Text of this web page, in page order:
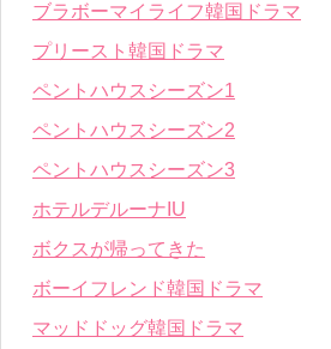
ブラボーマイライフ韓国ドラマ
プリースト韓国ドラマ
ペントハウスシーズン1
ペントハウスシーズン2
ペントハウスシーズン3
ホテルデルーナIU
ボクスが帰ってきた
ボーイフレンド韓国ドラマ
マッドドッグ韓国ドラマ